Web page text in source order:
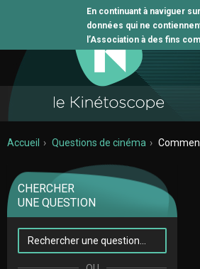
En continuant à naviguer
données qui ne
l’Association à des fins
Accueil Questions de cinéma
CHERCHER
UNE QUESTION